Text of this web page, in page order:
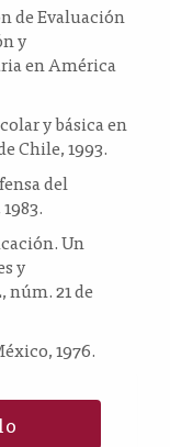
de Evaluación
y
en América
y básica en
Chile, 1993.
del
Un
y
núm. 21 de
1976.